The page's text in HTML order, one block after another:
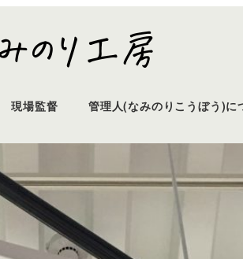
現場監督 管理人(なみのりこうぼう)に